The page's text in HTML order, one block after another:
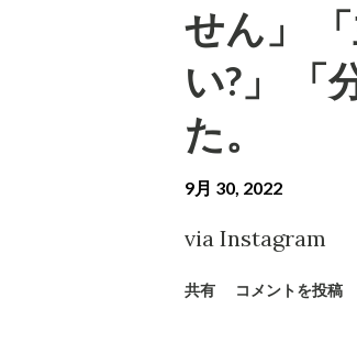
せん」
い?」 「
た。
9月 30, 2022
via Instagram
共有 コメントを投稿